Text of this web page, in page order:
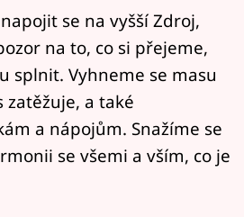
se na vyšší Zdroj,
na to, co si přejeme,
splnit. Vyhneme se masu
zatěžuje, a také
a nápojům. Snažíme se
se všemi a vším, co je